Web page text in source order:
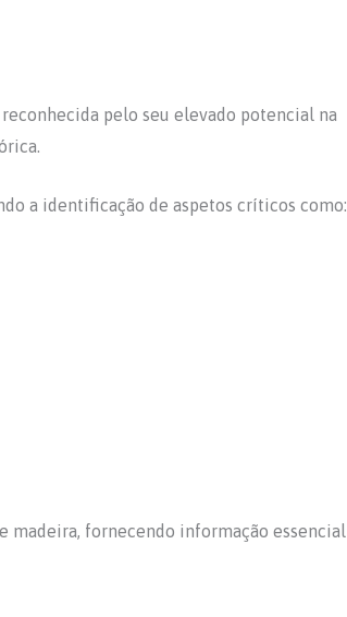
pelo seu elevado potencial na
a identificação de aspetos críticos como:
fornecendo informação essencial